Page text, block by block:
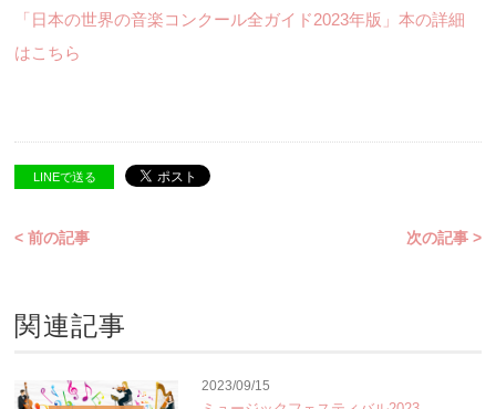
「日本の世界の音楽コンクール全ガイド2023年版」本の詳細
はこちら
LINEで送る
< 前の記事 次の記事 >
関連記事
2023/09/15